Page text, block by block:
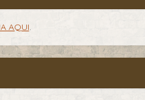
AQUI.